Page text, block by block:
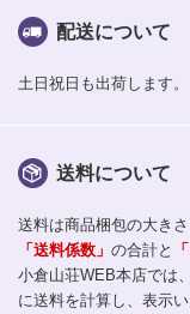
配送について
土日祝日も出荷します。
送料について
送料は商品梱包の大き
「送料係数」 の合計と
小倉山荘WEB本店では
に送料を計算し、表示い